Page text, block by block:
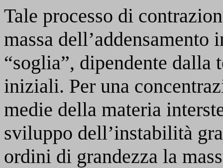
Tale processo di
massa
“soglia”, dipendente dalla
iniziali. Per una
medie della materia
sviluppo dell’instabilità
ordini di grandezza la